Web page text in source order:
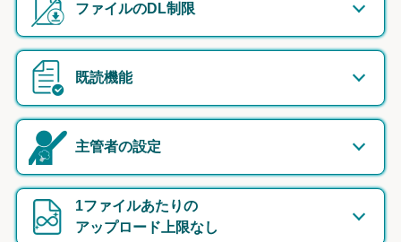
ファイルのDL制限
既読機能
主管者の設定
1ファイルあたりの
アップロード上限なし